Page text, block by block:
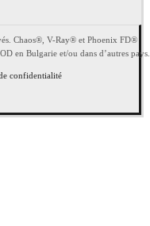
Chaos®, V-Ray® et Phoenix FD®
en Bulgarie et/ou dans d’autres pays.
confidentialité